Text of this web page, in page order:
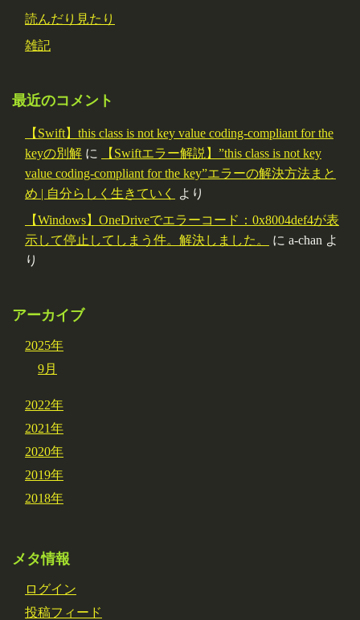
読んだり見たり
雑記
最近のコメント
【Swift】this class is not key value coding-compliant for the
keyの別解 に
【Swiftエラー解説】”this class is not key
value coding-compliant for the key”エラーの解決方法まと
め | 自分らしく生きていく
より
【Windows】OneDriveでエラーコード：0x8004def4が表
示して停止してしまう件。解決しました。
に a-chan よ
り
アーカイブ
2025年
9月
2022年
2021年
2020年
2019年
2018年
メタ情報
ログイン
投稿フィード